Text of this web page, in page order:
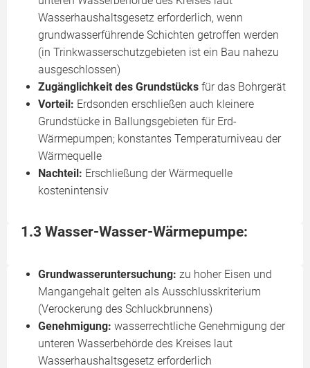
Wasserhaushaltsgesetz erforderlich, wenn
grundwasserführende Schichten getroffen werden
(in Trinkwasserschutzgebieten ist ein Bau nahezu
ausgeschlossen)
Zugänglichkeit des Grundstücks für das Bohrgerät
Vorteil: Erdsonden erschließen auch kleinere
Grundstücke in Ballungsgebieten für Erd-
Wärmepumpen; konstantes Temperaturniveau der
Wärmequelle
Nachteil: Erschließung der Wärmequelle
kostenintensiv
1.3 Wasser-Wasser-Wärmepumpe:
Grundwasseruntersuchung: zu hoher Eisen und
Mangangehalt gelten als Ausschlusskriterium
(Verockerung des Schluckbrunnens)
Genehmigung: wasserrechtliche Genehmigung der
unteren Wasserbehörde des Kreises laut
Wasserhaushaltsgesetz erforderlich